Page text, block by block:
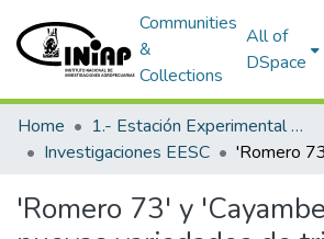
Communities
&
Collections
All of
DSpace
Home
1.- Estación Experimental Santa Catalina
Investigaciones EESC
'Romero 73' y